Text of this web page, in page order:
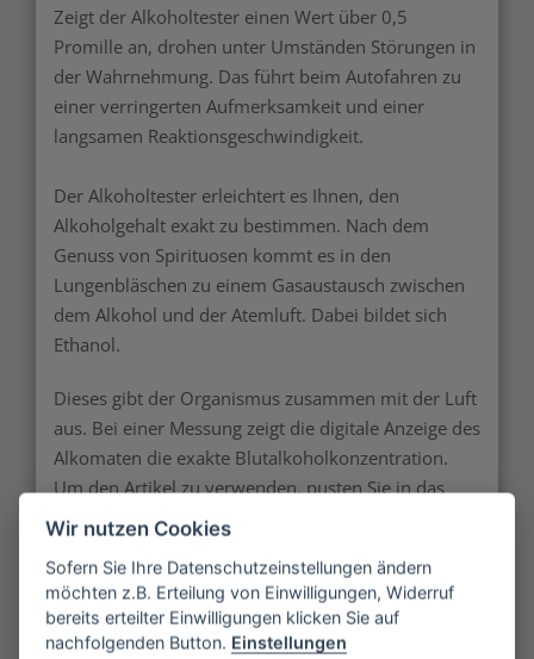
Zeigt der Alkoholtester einen Wert über 0,5
Promille an, drohen unter Umständen Störungen in
der Wahrnehmung. Das führt beim Autofahren zu
einer verringerten Aufmerksamkeit und einer
langsamen Reaktionsgeschwindigkeit.
Der Alkoholtester erleichtert es Ihnen, den
Alkoholgehalt exakt zu bestimmen. Nach dem
Genuss von Spirituosen kommt es in den
Lungenbläschen zu einem Gasaustausch zwischen
dem Alkohol und der Atemluft. Dabei bildet sich
Ethanol.
Dieses gibt der Organismus zusammen mit der Luft
aus. Bei einer Messung zeigt die digitale Anzeige des
Alkomaten die exakte Blutalkoholkonzentration.
Um den Artikel zu verwenden, pusten Sie in das
Mundstück des Geräts. Dieses befindet sich am
verschmutztes Mundstück ersetzen Sie mühelos.
Ersatzstücke gibt es beispielsweise in Onlineshops.
Wir nutzen Cookies
Sofern Sie Ihre Datenschutzeinstellungen ändern
möchten z.B. Erteilung von Einwilligungen, Widerruf
bereits erteilter Einwilligungen klicken Sie auf
nachfolgenden Button. Einstellungen